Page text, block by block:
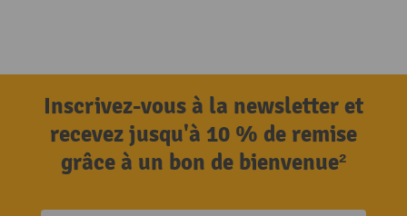
Inscrivez-vous à la newsletter et
recevez jusqu'à 10 % de remise
grâce à un bon de bienvenue²